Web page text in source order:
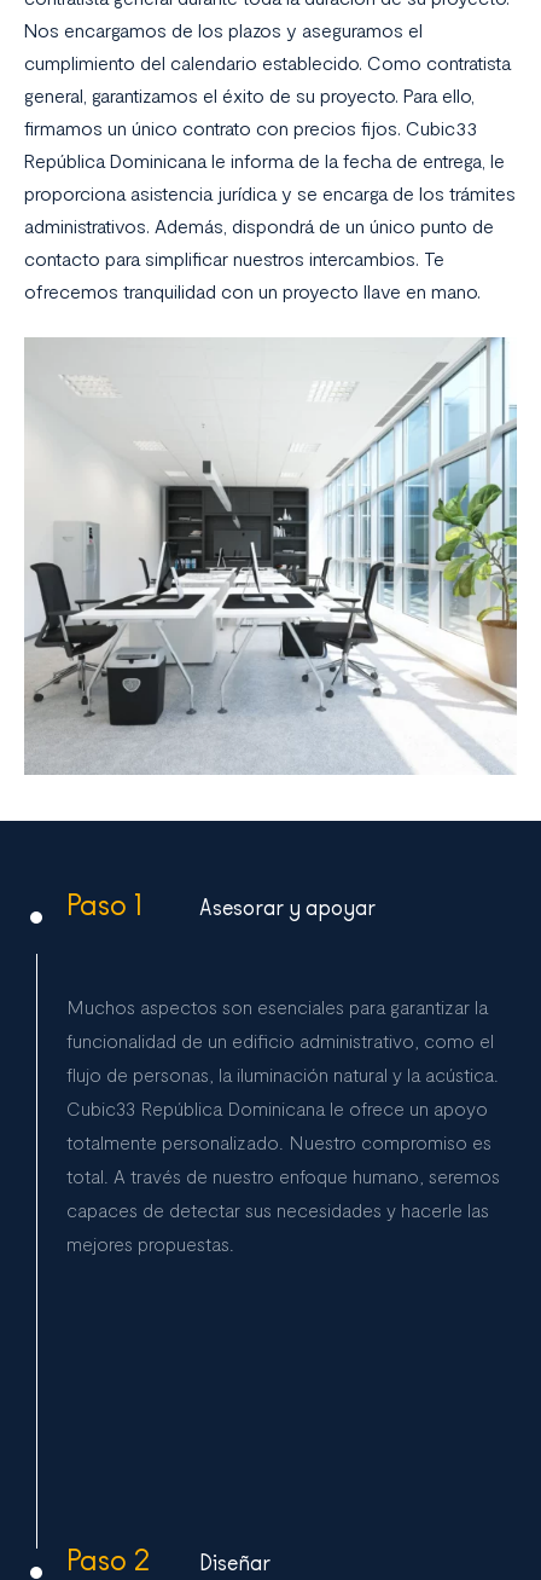
Nos encargamos de los plazos y aseguramos el
cumplimiento del calendario establecido. Como contratista
general, garantizamos el éxito de su proyecto. Para ello,
firmamos un único contrato con precios fijos. Cubic33
República Dominicana le informa de la fecha de entrega, le
proporciona asistencia jurídica y se encarga de los trámites
administrativos. Además, dispondrá de un único punto de
contacto para simplificar nuestros intercambios. Te
ofrecemos tranquilidad con un proyecto llave en mano.
Paso 1 Asesorar y apoyar
Muchos aspectos son esenciales para garantizar la
funcionalidad de un edificio administrativo, como el
flujo de personas, la iluminación natural y la acústica.
Cubic33 República Dominicana le ofrece un apoyo
totalmente personalizado. Nuestro compromiso es
total. A través de nuestro enfoque humano, seremos
capaces de detectar sus necesidades y hacerle las
mejores propuestas.
Paso 2 Diseñar